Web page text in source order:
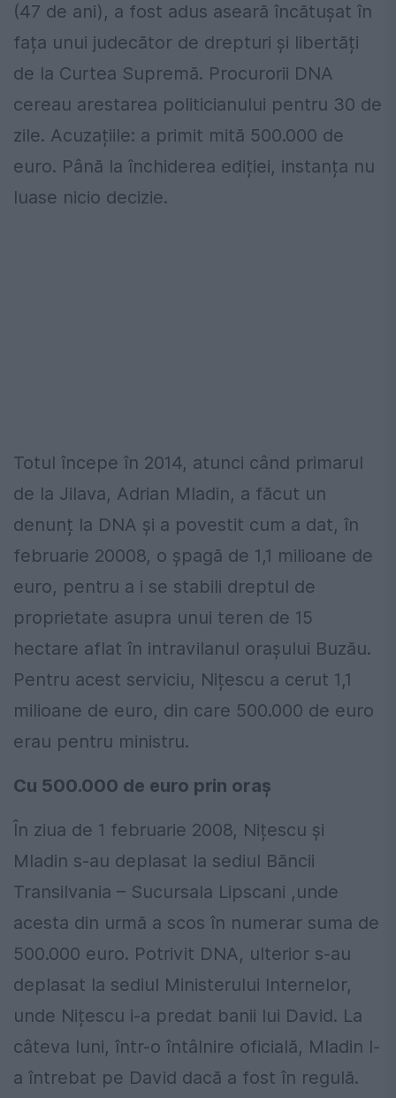
(47 de ani), a fost adus aseară încătușat în
fața unui judecător de drepturi și libertăți
de la Curtea Supremă. Procurorii DNA
cereau arestarea politicianului pentru 30 de
zile. Acuzațiile: a primit mită 500.000 de
euro. Până la închiderea ediției, instanța nu
luase nicio decizie.
Totul începe în 2014, atunci când primarul
de la Jilava, Adrian Mladin, a făcut un
denunț la DNA și a povestit cum a dat, în
februarie 20008, o șpagă de 1,1 milioane de
euro, pentru a i se stabili dreptul de
proprietate asupra unui teren de 15
hectare aflat în intravilanul orașului Buzău.
Pentru acest serviciu, Nițescu a cerut 1,1
milioane de euro, din care 500.000 de euro
erau pentru ministru.
Cu 500.000 de euro prin oraș
În ziua de 1 februarie 2008, Nițescu și
Mladin s-au deplasat la sediul Băncii
Transilvania – Sucursala Lipscani ,unde
acesta din urmă a scos în numerar suma de
500.000 euro. Potrivit DNA, ulterior s-au
deplasat la sediul Ministerului Internelor,
unde Nițescu i-a predat banii lui David. La
câteva luni, într-o întâlnire oficială, Mladin l-
a întrebat pe David dacă a fost în regulă.